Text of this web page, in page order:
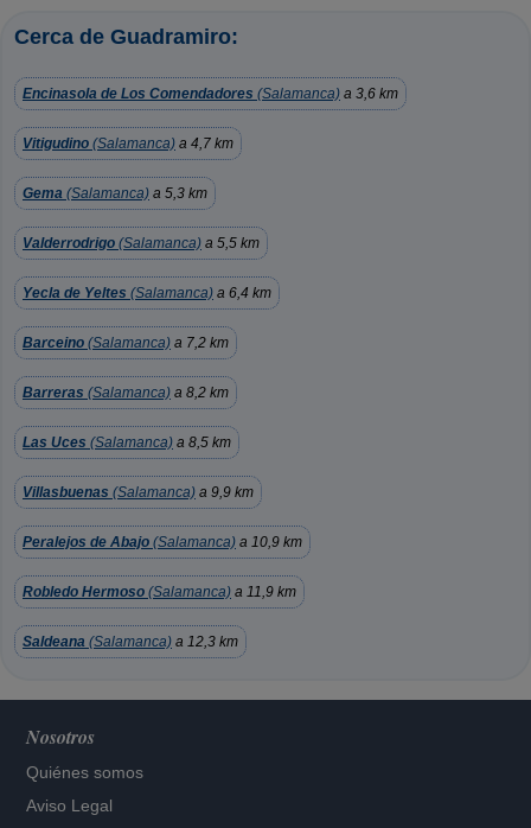
Cerca de Guadramiro:
Encinasola de Los Comendadores (Salamanca) a 3,6 km
Vitigudino (Salamanca) a 4,7 km
Gema (Salamanca) a 5,3 km
Valderrodrigo (Salamanca) a 5,5 km
Yecla de Yeltes (Salamanca) a 6,4 km
Barceino (Salamanca) a 7,2 km
Barreras (Salamanca) a 8,2 km
Las Uces (Salamanca) a 8,5 km
Villasbuenas (Salamanca) a 9,9 km
Peralejos de Abajo (Salamanca) a 10,9 km
Robledo Hermoso (Salamanca) a 11,9 km
Saldeana (Salamanca) a 12,3 km
Nosotros
Quiénes somos
Aviso Legal